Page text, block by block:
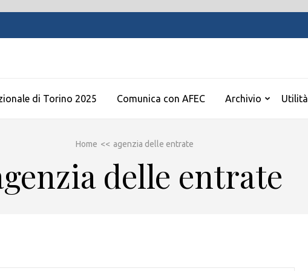
di Torino 2025 Comunica con AFEC Archivio Utilità
Home << agenzia delle entrate
delle entrate